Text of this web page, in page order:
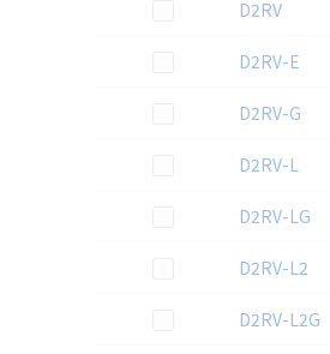
この資料を選択
D2RV
この資料を選択
D2RV-E
この資料を選択
D2RV-G
この資料を選択
D2RV-L
この資料を選択
D2RV-LG
この資料を選択
D2RV-L2
この資料を選択
D2RV-L2G